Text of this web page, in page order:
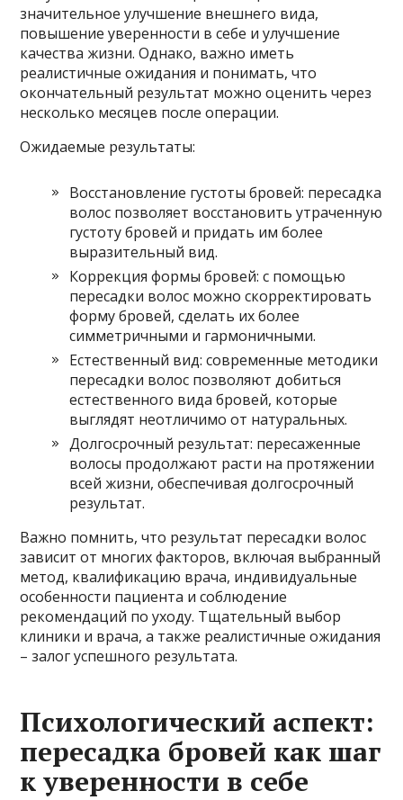
значительное улучшение внешнего вида,
повышение уверенности в себе и улучшение
качества жизни. Однако, важно иметь
реалистичные ожидания и понимать, что
окончательный результат можно оценить через
несколько месяцев после операции.
Ожидаемые результаты:
Восстановление густоты бровей: пересадка
волос позволяет восстановить утраченную
густоту бровей и придать им более
выразительный вид.
Коррекция формы бровей: с помощью
пересадки волос можно скорректировать
форму бровей, сделать их более
симметричными и гармоничными.
Естественный вид: современные методики
пересадки волос позволяют добиться
естественного вида бровей, которые
выглядят неотличимо от натуральных.
Долгосрочный результат: пересаженные
волосы продолжают расти на протяжении
всей жизни, обеспечивая долгосрочный
результат.
Важно помнить, что результат пересадки волос
зависит от многих факторов, включая выбранный
метод, квалификацию врача, индивидуальные
особенности пациента и соблюдение
рекомендаций по уходу. Тщательный выбор
клиники и врача, а также реалистичные ожидания
– залог успешного результата.
Психологический аспект:
пересадка бровей как шаг
к уверенности в себе